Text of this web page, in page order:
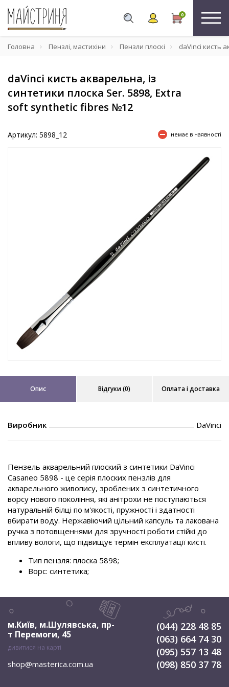
0
Головна Пензлі, мастихіни Пензли плоскі daVinci кисть
daVinci кисть акварельна, із
синтетики плоска Ser. 5898, Extra
soft synthetic fibres №12
Артикул: 5898_12 немає в наявності
Опис Відгуки (0) Оплата і доставка
Виробник DaVinci
Пензель акварельний плоский з синтетики DaVinci
Casaneo 5898 - це серія плоских пензлів для
акварельного живопису, зроблених з синтетичного
ворсу нового покоління, які анітрохи не поступаються
натуральній білці по м'якості, пружності і здатності
вбирати воду. Нержавіючий цільний капсуль та лакована
ручка з потовщеннями для зручності роботи стійкі до
впливу вологи, що підвищує термін експлуатації кисті.
Тип пензля: плоска 5898;
Ворс: синтетика;
м.Київ, м.Шулявська, пр-
т Перемоги, 45
дивитися на карті
shop@masterica.com.ua
(044) 228 48 85
(063) 664 74 30
(095) 557 13 48
(098) 850 37 78